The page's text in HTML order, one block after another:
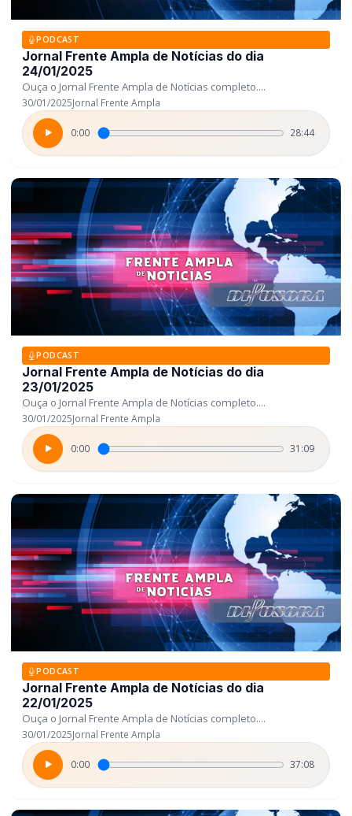
PODCAST
Jornal Frente Ampla de Notícias do dia
24/01/2025
Ouça o Jornal Frente Ampla de Notícias completo....
30/01/2025Jornal Frente Ampla
0:00 28:44
PODCAST
Jornal Frente Ampla de Notícias do dia
23/01/2025
Ouça o Jornal Frente Ampla de Notícias completo....
30/01/2025Jornal Frente Ampla
0:00 31:09
PODCAST
Jornal Frente Ampla de Notícias do dia
22/01/2025
Ouça o Jornal Frente Ampla de Notícias completo....
30/01/2025Jornal Frente Ampla
0:00 37:08